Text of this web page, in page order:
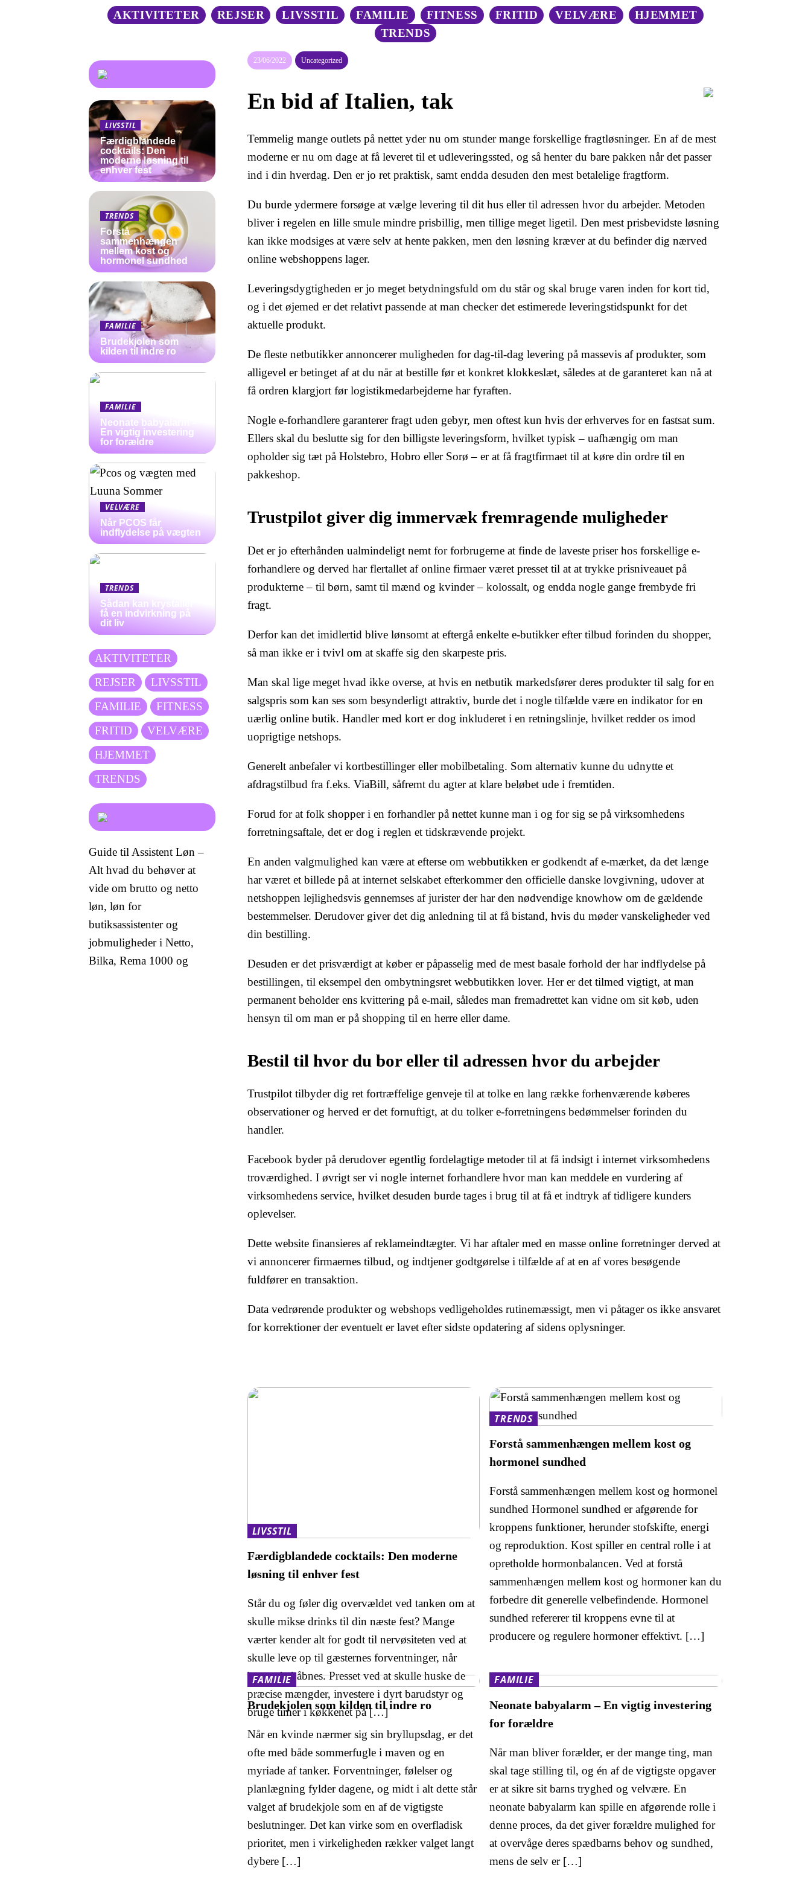
AKTIVITETER REJSER LIVSSTIL FAMILIE FITNESS FRITID VELVÆRE
HJEMMET
TRENDS
23/06/2022 Uncategorized
En bid af Italien, tak
Temmelig mange outlets på nettet yder nu om stunder mange forskellige fragtløsninger. En af de mest
moderne er nu om dage at få leveret til et udleveringssted, og så henter du bare pakken når det passer
ind i din hverdag. Den er jo ret praktisk, samt endda desuden den mest betalelige fragtform.
Du burde ydermere forsøge at vælge levering til dit hus eller til adressen hvor du arbejder. Metoden
bliver i regelen en lille smule mindre prisbillig, men tillige meget ligetil. Den mest prisbevidste løsning
kan ikke modsiges at være selv at hente pakken, men den løsning kræver at du befinder dig nærved
online webshoppens lager.
Leveringsdygtigheden er jo meget betydningsfuld om du står og skal bruge varen inden for kort tid,
og i det øjemed er det relativt passende at man checker det estimerede leveringstidspunkt for det
aktuelle produkt.
De fleste netbutikker annoncerer muligheden for dag-til-dag levering på massevis af produkter, som
alligevel er betinget af at du når at bestille før et konkret klokkeslæt, således at de garanteret kan nå at
få ordren klargjort før logistikmedarbejderne har fyraften.
Nogle e-forhandlere garanterer fragt uden gebyr, men oftest kun hvis der erhverves for en fastsat sum.
Ellers skal du beslutte sig for den billigste leveringsform, hvilket typisk – uafhængig om man
opholder sig tæt på Holstebro, Hobro eller Sorø – er at få fragtfirmaet til at køre din ordre til en
pakkeshop.
Trustpilot giver dig immervæk fremragende muligheder
Det er jo efterhånden ualmindeligt nemt for forbrugerne at finde de laveste priser hos forskellige e-
forhandlere og derved har flertallet af online firmaer været presset til at at trykke prisniveauet på
produkterne – til børn, samt til mænd og kvinder – kolossalt, og endda nogle gange frembyde fri
fragt.
Derfor kan det imidlertid blive lønsomt at eftergå enkelte e-butikker efter tilbud forinden du shopper,
så man ikke er i tvivl om at skaffe sig den skarpeste pris.
Man skal lige meget hvad ikke overse, at hvis en netbutik markedsfører deres produkter til salg for en
salgspris som kan ses som besynderligt attraktiv, burde det i nogle tilfælde være en indikator for en
uærlig online butik. Handler med kort er dog inkluderet i en retningslinje, hvilket redder os imod
uoprigtige netshops.
Generelt anbefaler vi kortbestillinger eller mobilbetaling. Som alternativ kunne du udnytte et
afdragstilbud fra f.eks. ViaBill, såfremt du agter at klare beløbet ude i fremtiden.
Forud for at folk shopper i en forhandler på nettet kunne man i og for sig se på virksomhedens
forretningsaftale, det er dog i reglen et tidskrævende projekt.
En anden valgmulighed kan være at efterse om webbutikken er godkendt af e-mærket, da det længe
har været et billede på at internet selskabet efterkommer den officielle danske lovgivning, udover at
netshoppen lejlighedsvis gennemses af jurister der har den nødvendige knowhow om de gældende
bestemmelser. Derudover giver det dig anledning til at få bistand, hvis du møder vanskeligheder ved
din bestilling.
Desuden er det prisværdigt at køber er påpasselig med de mest basale forhold der har indflydelse på
bestillingen, til eksempel den ombytningsret webbutikken lover. Her er det tilmed vigtigt, at man
permanent beholder ens kvittering på e-mail, således man fremadrettet kan vidne om sit køb, uden
hensyn til om man er på shopping til en herre eller dame.
Bestil til hvor du bor eller til adressen hvor du arbejder
Trustpilot tilbyder dig ret fortræffelige genveje til at tolke en lang række forhenværende køberes
observationer og herved er det fornuftigt, at du tolker e-forretningens bedømmelser forinden du
handler.
Facebook byder på derudover egentlig fordelagtige metoder til at få indsigt i internet virksomhedens
troværdighed. I øvrigt ser vi nogle internet forhandlere hvor man kan meddele en vurdering af
virksomhedens service, hvilket desuden burde tages i brug til at få et indtryk af tidligere kunders
oplevelser.
Dette website finansieres af reklameindtægter. Vi har aftaler med en masse online forretninger derved at
vi annoncerer firmaernes tilbud, og indtjener godtgørelse i tilfælde af at en af vores besøgende
fuldfører en transaktion.
Data vedrørende produkter og webshops vedligeholdes rutinemæssigt, men vi påtager os ikke ansvaret
for korrektioner der eventuelt er lavet efter sidste opdatering af sidens oplysninger.
LIVSSTIL
Færdigblandede cocktails: Den moderne
løsning til enhver fest
Står du og føler dig overvældet ved tanken om at
skulle mikse drinks til din næste fest? Mange
værter kender alt for godt til nervøsiteten ved at
skulle leve op til gæsternes forventninger, når
baren skal åbnes. Presset ved at skulle huske de
præcise mængder, investere i dyrt barudstyr og
bruge timer i køkkenet på […]
TRENDS
Forstå sammenhængen mellem kost og
hormonel sundhed
Forstå sammenhængen mellem kost og hormonel
sundhed Hormonel sundhed er afgørende for
kroppens funktioner, herunder stofskifte, energi
og reproduktion. Kost spiller en central rolle i at
opretholde hormonbalancen. Ved at forstå
sammenhængen mellem kost og hormoner kan du
forbedre dit generelle velbefindende. Hormonel
sundhed refererer til kroppens evne til at
producere og regulere hormoner effektivt. […]
FAMILIE
Brudekjolen som kilden til indre ro
Når en kvinde nærmer sig sin bryllupsdag, er det
ofte med både sommerfugle i maven og en
myriade af tanker. Forventninger, følelser og
planlægning fylder dagene, og midt i alt dette står
valget af brudekjole som en af de vigtigste
beslutninger. Det kan virke som en overfladisk
prioritet, men i virkeligheden rækker valget langt
dybere […]
FAMILIE
Neonate babyalarm – En vigtig investering
for forældre
Når man bliver forælder, er der mange ting, man
skal tage stilling til, og én af de vigtigste opgaver
er at sikre sit barns tryghed og velvære. En
neonate babyalarm kan spille en afgørende rolle i
denne proces, da det giver forældre mulighed for
at overvåge deres spædbarns behov og sundhed,
mens de selv er […]
LIVSSTIL
Færdigblandede
cocktails: Den
moderne løsning til
enhver fest
TRENDS
Forstå
sammenhængen
mellem kost og
hormonel sundhed
FAMILIE
Brudekjolen som
kilden til indre ro
FAMILIE
Neonate babyalarm –
En vigtig investering
for forældre
VELVÆRE
Når PCOS får
indflydelse på vægten
TRENDS
Sådan kan krystaller
få en indvirkning på
dit liv
AKTIVITETER
REJSER
LIVSSTIL
FAMILIE
FITNESS
FRITID
VELVÆRE
HJEMMET
TRENDS
Guide til Assistent Løn –
Alt hvad du behøver at
vide om brutto og netto
løn, løn for
butiksassistenter og
jobmuligheder i Netto,
Bilka, Rema 1000 og